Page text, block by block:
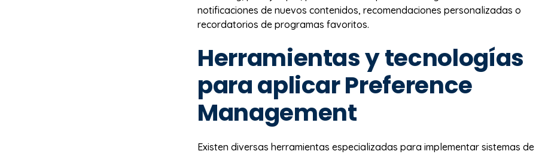
notificaciones de nuevos contenidos, recomendaciones personalizadas o
recordatorios de programas favoritos.
Herramientas y tecnologías
para aplicar Preference
Management
Existen diversas herramientas especializadas para implementar sistemas de